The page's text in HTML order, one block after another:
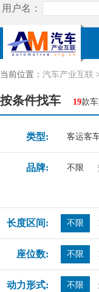
当前位置： 汽车产业互联
按条件找车 19款
类型: 客运客
品牌: 不限
长度区间: 不限
座位数: 不限
动力形式: 不限